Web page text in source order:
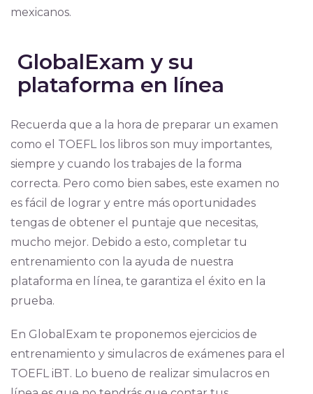
mexicanos.
GlobalExam y su
plataforma en línea
Recuerda que a la hora de preparar un examen
como el TOEFL los libros son muy importantes,
siempre y cuando los trabajes de la forma
correcta. Pero como bien sabes, este examen no
es fácil de lograr y entre más oportunidades
tengas de obtener el puntaje que necesitas,
mucho mejor. Debido a esto, completar tu
entrenamiento con la ayuda de nuestra
plataforma en línea, te garantiza el éxito en la
prueba.
En GlobalExam te proponemos ejercicios de
entrenamiento y simulacros de exámenes para el
TOEFL iBT. Lo bueno de realizar simulacros en